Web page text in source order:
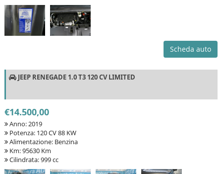
Scheda auto
JEEP RENEGADE 1.0 T3 120 CV LIMITED
€14.500,00
Anno: 2019
Potenza: 120 CV 88 KW
Alimentazione: Benzina
Km: 95630 Km
Cilindrata: 999 cc